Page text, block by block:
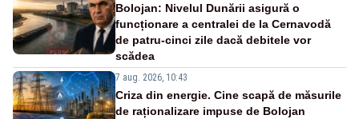
Bolojan: Nivelul Dunării asigură o
funcționare a centralei de la Cernavodă
de patru-cinci zile dacă debitele vor
scădea
7 aug. 2026, 10:43
Criza din energie. Cine scapă de măsurile
de raționalizare impuse de Bolojan